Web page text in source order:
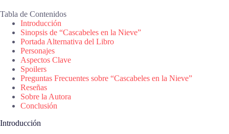
Tabla de Contenidos
Introducción
Sinopsis de “Cascabeles en la Nieve”
Portada Alternativa del Libro
Personajes
Aspectos Clave
Spoilers
Preguntas Frecuentes sobre “Cascabeles en la Nieve”
Reseñas
Sobre la Autora
Conclusión
Introducción